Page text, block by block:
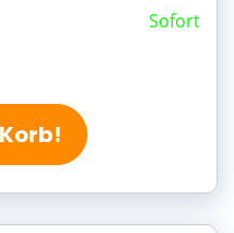
Sofort